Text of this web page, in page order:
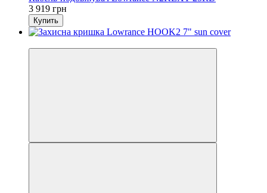
3 919 грн
Купить